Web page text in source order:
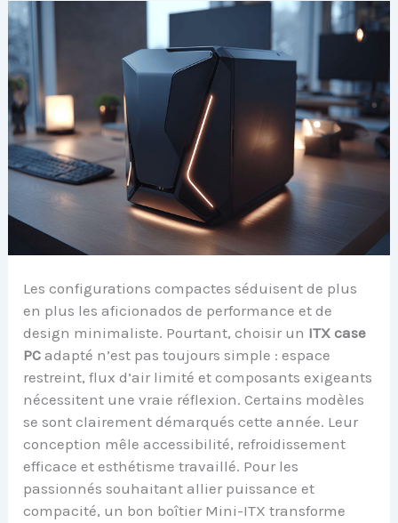
Les configurations compactes séduisent de plus
en plus les aficionados de performance et de
design minimaliste. Pourtant, choisir un ITX case
PC adapté n’est pas toujours simple : espace
restreint, flux d’air limité et composants exigeants
nécessitent une vraie réflexion. Certains modèles
se sont clairement démarqués cette année. Leur
conception mêle accessibilité, refroidissement
efficace et esthétisme travaillé. Pour les
passionnés souhaitant allier puissance et
compacité, un bon boîtier Mini-ITX transforme